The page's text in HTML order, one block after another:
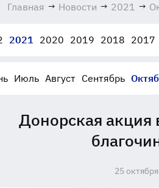
Главная → Новости → 2021 →
2021 2020 2019 2018 2017
Июль Август Сентябрь
Донорская акция
25 октября